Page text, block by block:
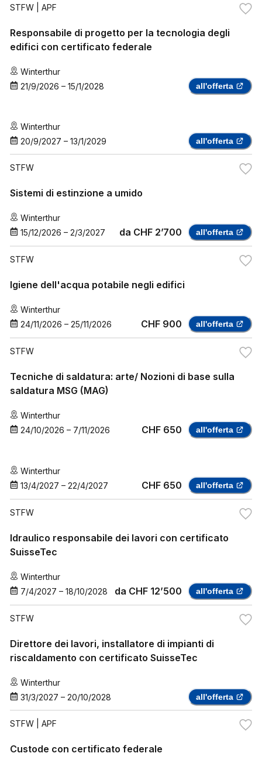
STFW | APF
Responsabile di progetto per la tecnologia degli
edifici con certificato federale
Winterthur
21/9/2026 – 15/1/2028 all'offerta
Winterthur
20/9/2027 – 13/1/2029 all'offerta
STFW
Sistemi di estinzione a umido
Winterthur
15/12/2026 – 2/3/2027 da CHF 2’700 all'offerta
STFW
Igiene dell'acqua potabile negli edifici
Winterthur
24/11/2026 – 25/11/2026 CHF 900 all'offerta
STFW
Tecniche di saldatura: arte/ Nozioni di base sulla
saldatura MSG (MAG)
Winterthur
24/10/2026 – 7/11/2026 CHF 650 all'offerta
Winterthur
13/4/2027 – 22/4/2027 CHF 650 all'offerta
STFW
Idraulico responsabile dei lavori con certificato
SuisseTec
Winterthur
7/4/2027 – 18/10/2028 da CHF 12’500 all'offerta
STFW
Direttore dei lavori, installatore di impianti di
riscaldamento con certificato SuisseTec
Winterthur
31/3/2027 – 20/10/2028 all'offerta
STFW | APF
Custode con certificato federale